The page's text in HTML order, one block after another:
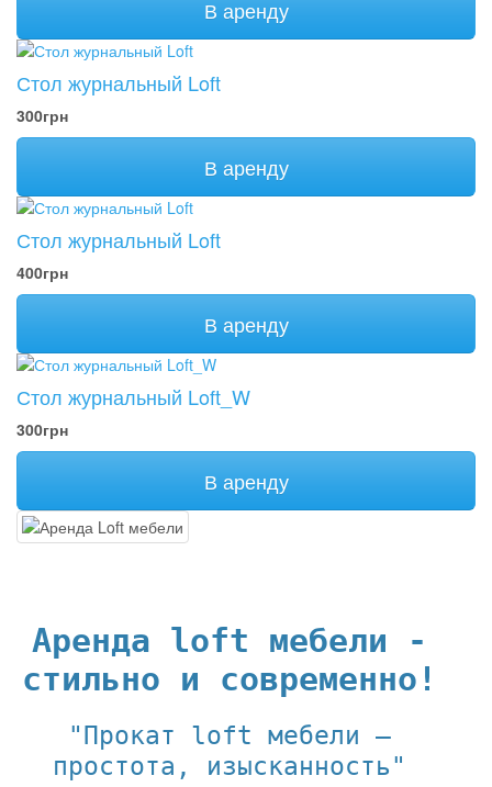
В аренду
Стол журнальный Loft
300грн
В аренду
Стол журнальный Loft
400грн
В аренду
Стол журнальный Loft_W
300грн
В аренду
Аренда loft мебели -
стильно и современно!
"Прокат loft мебели –
простота, изысканность"